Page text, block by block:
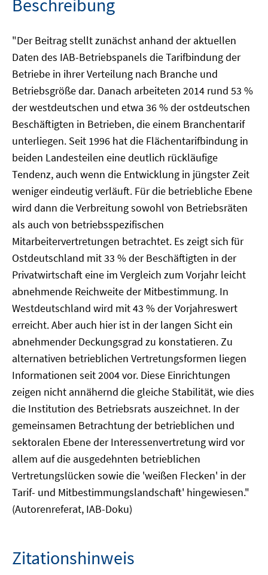
Beschreibung
"Der Beitrag stellt zunächst anhand der aktuellen
Daten des IAB-Betriebspanels die Tarifbindung der
Betriebe in ihrer Verteilung nach Branche und
Betriebsgröße dar. Danach arbeiteten 2014 rund 53 %
der westdeutschen und etwa 36 % der ostdeutschen
Beschäftigten in Betrieben, die einem Branchentarif
unterliegen. Seit 1996 hat die Flächentarifbindung in
beiden Landesteilen eine deutlich rückläufige
Tendenz, auch wenn die Entwicklung in jüngster Zeit
weniger eindeutig verläuft. Für die betriebliche Ebene
wird dann die Verbreitung sowohl von Betriebsräten
als auch von betriebsspezifischen
Mitarbeitervertretungen betrachtet. Es zeigt sich für
Ostdeutschland mit 33 % der Beschäftigten in der
Privatwirtschaft eine im Vergleich zum Vorjahr leicht
abnehmende Reichweite der Mitbestimmung. In
Westdeutschland wird mit 43 % der Vorjahreswert
erreicht. Aber auch hier ist in der langen Sicht ein
abnehmender Deckungsgrad zu konstatieren. Zu
alternativen betrieblichen Vertretungsformen liegen
Informationen seit 2004 vor. Diese Einrichtungen
zeigen nicht annähernd die gleiche Stabilität, wie dies
die Institution des Betriebsrats auszeichnet. In der
gemeinsamen Betrachtung der betrieblichen und
sektoralen Ebene der Interessenvertretung wird vor
allem auf die ausgedehnten betrieblichen
Vertretungslücken sowie die 'weißen Flecken' in der
Tarif- und Mitbestimmungslandschaft' hingewiesen."
(Autorenreferat, IAB-Doku)
Zitationshinweis